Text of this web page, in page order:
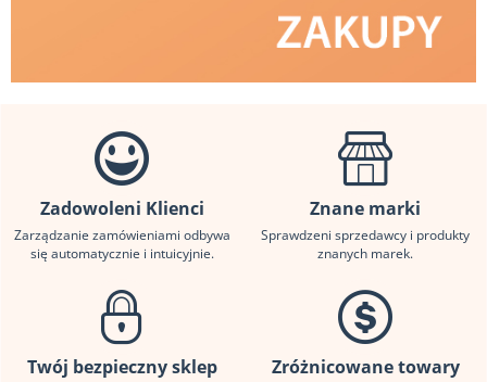
Zadowoleni Klienci
Zarządzanie zamówieniami odbywa
się automatycznie i intuicyjnie.
Znane marki
Sprawdzeni sprzedawcy i produkty
znanych marek.
Twój bezpieczny sklep Zróżnicowane towary